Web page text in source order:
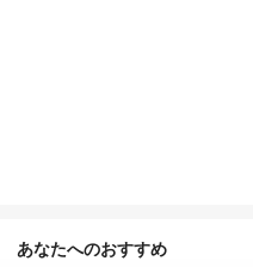
あなたへのおすすめ